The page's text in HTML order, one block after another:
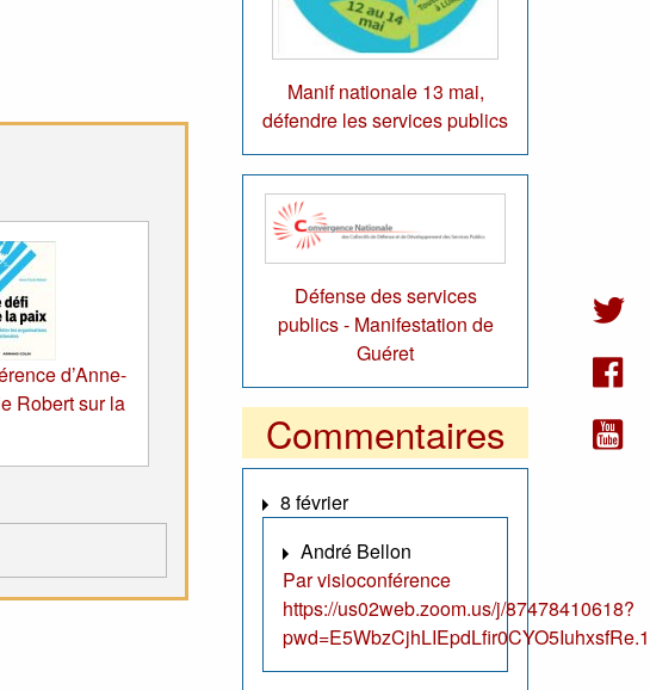
d’Anne-
Robert sur la
Manif nationale 13 mai,
défendre les services publics
Défense des services
publics - Manifestation de
Guéret
Commentaires
8 février
André Bellon
Par visioconférence
https://us02web.zoom.us/j/87478410618?